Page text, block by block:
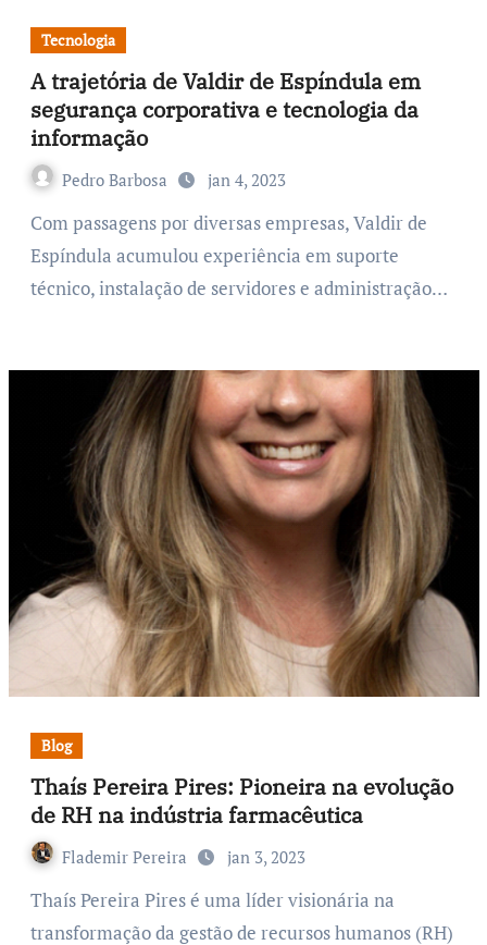
Tecnologia
A trajetória de Valdir de Espíndula em
segurança corporativa e tecnologia da
informação
Pedro Barbosa jan 4, 2023
Com passagens por diversas empresas, Valdir de
Espíndula acumulou experiência em suporte
técnico, instalação de servidores e administração…
Blog
Thaís Pereira Pires: Pioneira na evolução
de RH na indústria farmacêutica
Flademir Pereira jan 3, 2023
Thaís Pereira Pires é uma líder visionária na
transformação da gestão de recursos humanos (RH)